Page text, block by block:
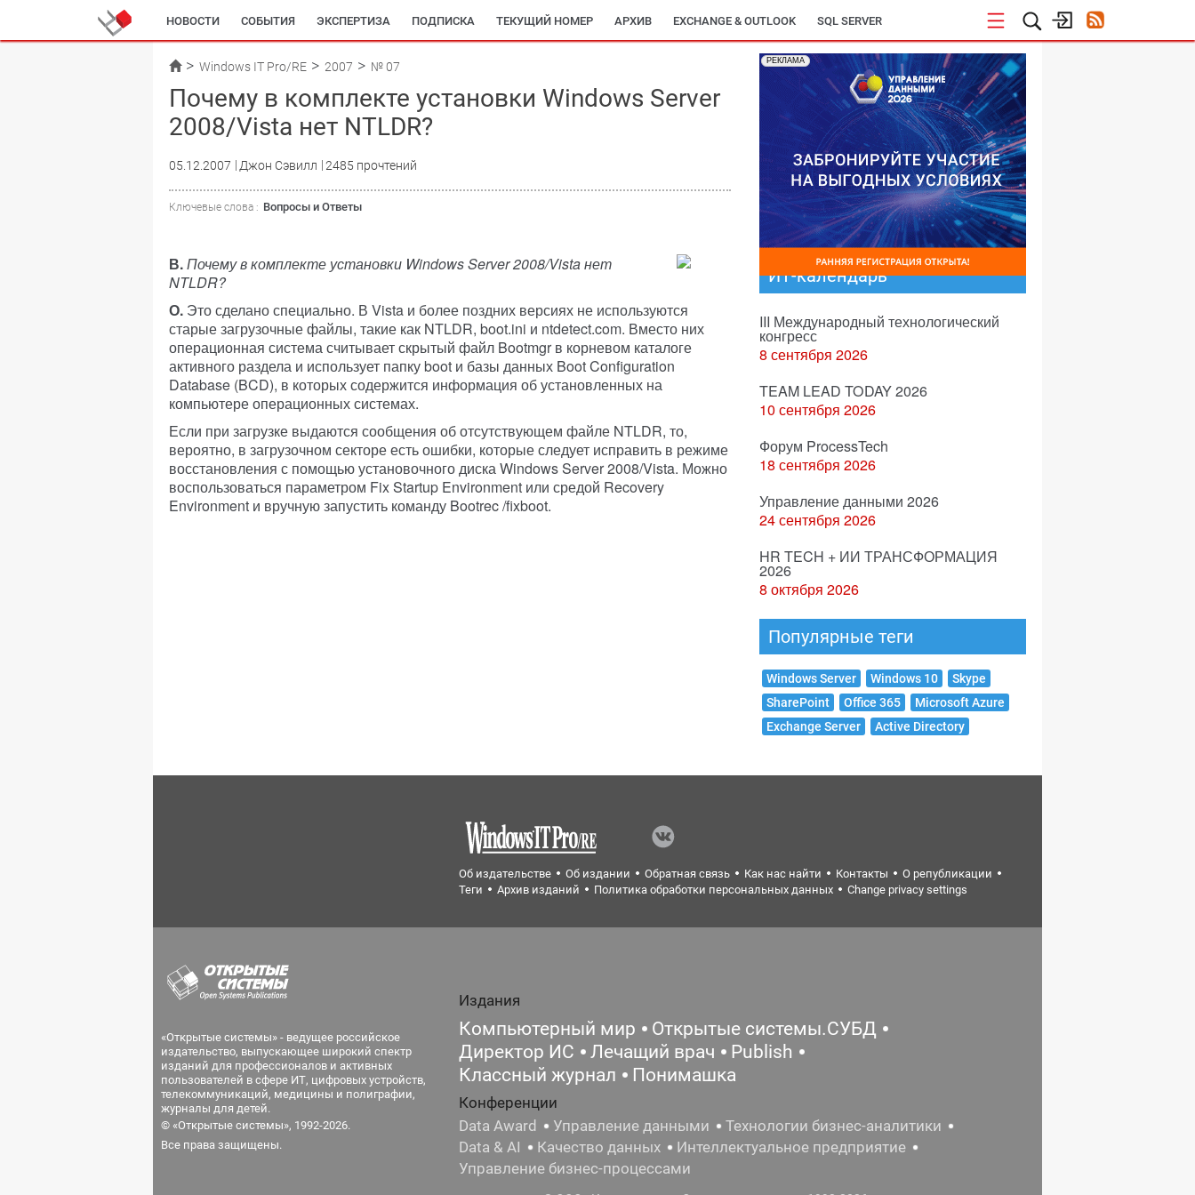
НОВОСТИ СОБЫТИЯ ЭКСПЕРТИЗА ПОДПИСКА ТЕКУЩИЙ НОМЕР АРХИВ EXCHANGE & OUTLOOK SQL SERVER
Windows IT Pro/RE 2007 № 07
Почему в комплекте установки Windows Server
2008/Vista нет NTLDR?
05.12.2007 Джон Сэвилл 2485 прочтений
Ключевые слова : Вопросы и Ответы
В.Почему в комплекте установки Windows Server 2008/Vista нет
NTLDR?
О. Это сделано специально. В Vista и более поздних версиях не используются
старые загрузочные файлы, такие как NTLDR, boot.ini и ntdetect.com. Вместо них
операционная система считывает скрытый файл Bootmgr в корневом каталоге
активного раздела и использует папку boot и базы данных Boot Configuration
Database (BCD), в которых содержится информация об установленных на
компьютере операционных системах.
Если при загрузке выдаются сообщения об отсутствующем файле NTLDR, то,
вероятно, в загрузочном секторе есть ошибки, которые следует исправить в режиме
восстановления с помощью установочного диска Windows Server 2008/Vista. Можно
воспользоваться параметром Fix Startup Environment или средой Recovery
Environment и вручную запустить команду Bootrec /fixboot.
РЕКЛАМА
ИТ-календарь
III Международный технологический
конгресс
8 сентября 2026
TEAM LEAD TODAY 2026
10 сентября 2026
Форум ProcessTech
18 сентября 2026
Управление данными 2026
24 сентября 2026
HR TECH + ИИ ТРАНСФОРМАЦИЯ
2026
8 октября 2026
Популярные теги
Windows Server Windows 10
Skype
SharePoint
Office 365
Microsoft Azure
Exchange Server
Active Directory
Об издательстве Об издании Обратная связь Как нас найти Контакты
О републикации
Теги
Архив изданий Политика обработки персональных данных Change privacy settings
«Открытые системы» - ведущее российское
издательство, выпускающее широкий спектр
изданий для профессионалов и активных
пользователей в сфере ИТ, цифровых устройств,
телекоммуникаций, медицины и полиграфии,
журналы для детей.
© «Открытые системы», 1992-2026.
Все права защищены.
Издания
Компьютерный мир
Открытые системы.СУБД
Директор ИС
Лечащий врач
Publish
Классный журнал
Понимашка
Конференции
Data Award
Управление данными
Технологии бизнес-аналитики
Data & AI
Качество данных
Интеллектуальное предприятие
Управление бизнес-процессами